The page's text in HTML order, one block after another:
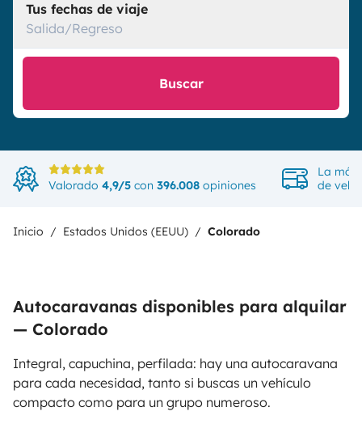
Tus fechas de viaje
Salida/Regreso
Buscar
Valorado 4,9/5 con 396.008 opiniones
La
de
Inicio Estados Unidos (EEUU) Colorado
Autocaravanas disponibles para alquilar
— Colorado
Integral, capuchina, perfilada: hay una autocaravana
para cada necesidad, tanto si buscas un vehículo
compacto como para un grupo numeroso.